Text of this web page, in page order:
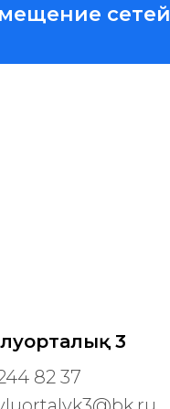
сетей
3
82 37